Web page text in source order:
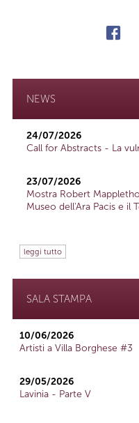
NEWS
24/07/2026
Call for Abstracts - La
23/07/2026
Mostra Robert
Museo dell'Ara Pacis e il
leggi tutto
SALA STAMPA
10/06/2026
Artisti a Villa Borghese #3
29/05/2026
Lavinia - Parte V